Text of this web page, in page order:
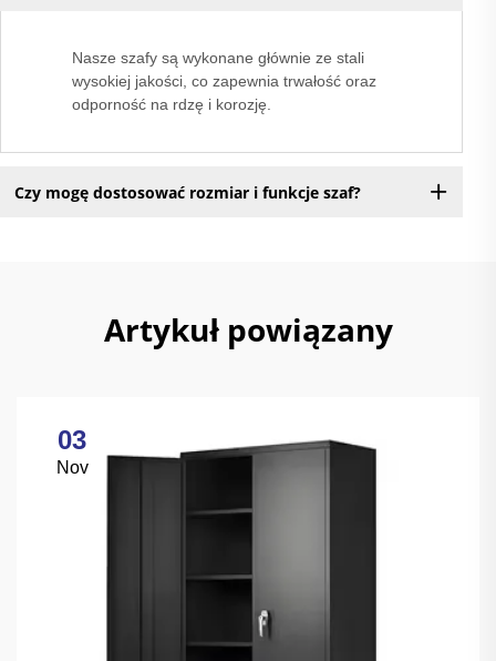
Nasze szafy są wykonane głównie ze stali
wysokiej jakości, co zapewnia trwałość oraz
odporność na rdzę i korozję.
Czy mogę dostosować rozmiar i funkcje szaf?
Artykuł powiązany
03
Nov